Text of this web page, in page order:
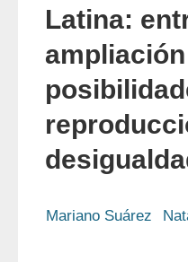
Latina:
Mariano Suárez